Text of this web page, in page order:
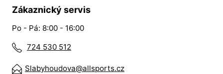
Zákaznický servis
Po - Pá: 8:00 - 16:00
724 530 512
Slabyhoudova@allsports.cz